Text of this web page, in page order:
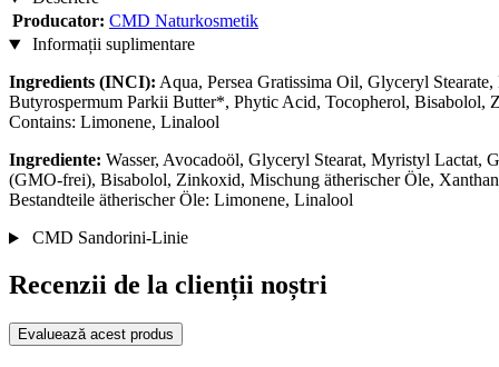
Producator: CMD Naturkosmetik
Informații suplimentare
Ingredients (INCI): Aqua, Persea Gratissima Oil, Glyceryl
Butyrospermum Parkii Butter*, Phytic Acid, Tocopherol,
Contains: Limonene, Linalool
Ingrediente: Wasser, Avocadoöl, Glyceryl Stearat, Myristyl Lactat,
(GMO-frei), Bisabolol, Zinkoxid, Mischung ätherischer Öle,
Bestandteile ätherischer Öle: Limonene, Linalool
CMD Sandorini-Linie
Recenzii de la clienții noștri
Evaluează acest produs